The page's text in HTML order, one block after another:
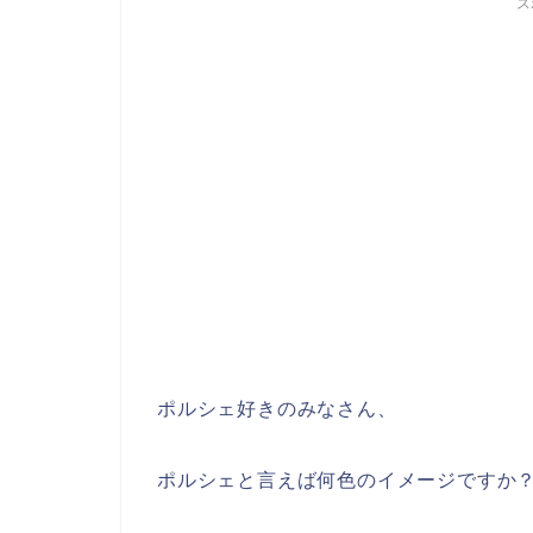
ポルシェ好きのみなさん、
ポルシェと言えば何色のイメージですか？